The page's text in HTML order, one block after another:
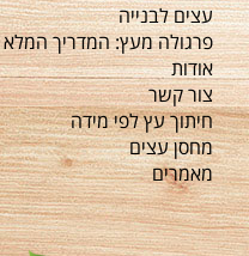
עצים לבנייה
פרגולה מעץ: המדריך המלא
אודות
צור קשר
חיתוך עץ לפי מידה
מחסן עצים
מאמרים